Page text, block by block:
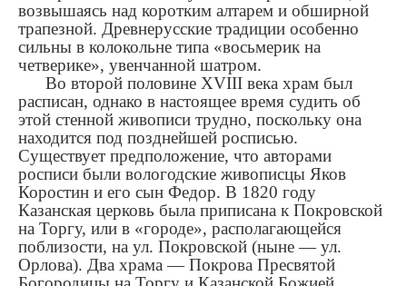
возвышаясь над коротким алтарем и обширной
трапезной. Древнерусские традиции особенно
сильны в колокольне типа «восьмерик на
четверике», увенчанной шатром.
Во второй половине XVIII века храм был
расписан, однако в настоящее время судить об
этой стенной живописи трудно, поскольку она
находится под позднейшей росписью.
Существует предположение, что авторами
росписи были вологодские живописцы Яков
Коростин и его сын Федор. В 1820 году
Казанская церковь была приписана к Покровской
на Торгу, или в «городе», располагающейся
поблизости, на ул. Покровской (ныне — ул.
Орлова). Два храма — Покрова Пресвятой